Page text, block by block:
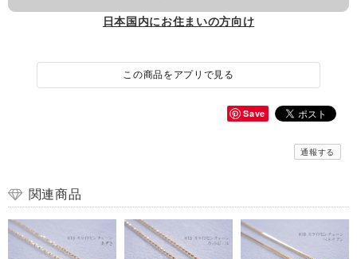
日本国内にお住まいの方向け
この商品をアプリで見る
Save
通報する
関連商品